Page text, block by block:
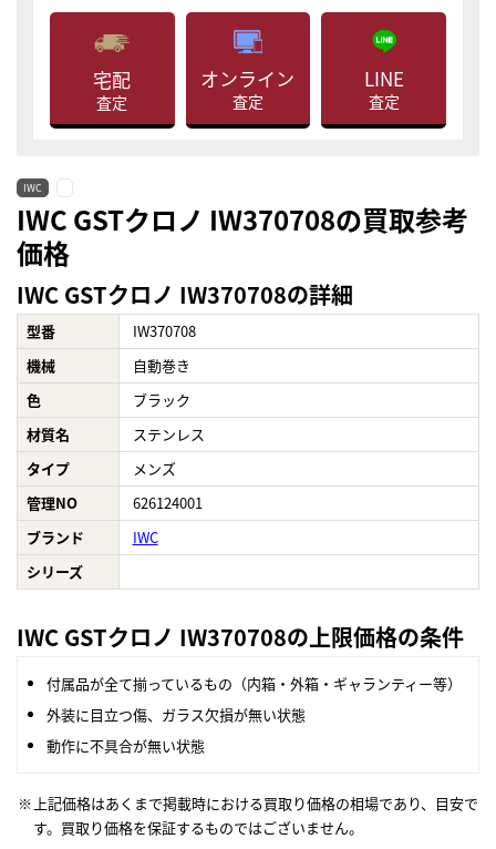
宅配
査定
オンライン
査定
LINE
査定
IWC
IWC GSTクロノ IW370708の買取参考
価格
IWC GSTクロノ IW370708の詳細
型番
IW370708
機械
自動巻き
色
ブラック
材質名
ステンレス
タイプ
メンズ
管理NO
626124001
ブランド
IWC
シリーズ
IWC GSTクロノ IW370708の上限価格の条件
付属品が全て揃っているもの（内箱・外箱・ギャランティー等）
外装に目立つ傷、ガラス欠損が無い状態
動作に不具合が無い状態
上記価格はあくまで掲載時における買取り価格の相場であり、目安で
す。買取り価格を保証するものではございません。